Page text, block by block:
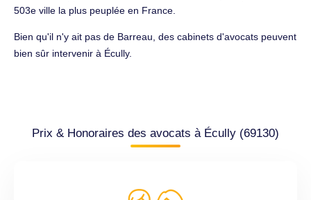
503e ville la plus peuplée en France.
Bien qu'il n'y ait pas de Barreau, des cabinets d'avocats peuvent
bien sûr intervenir à Écully.
Prix & Honoraires des avocats à Écully (69130)